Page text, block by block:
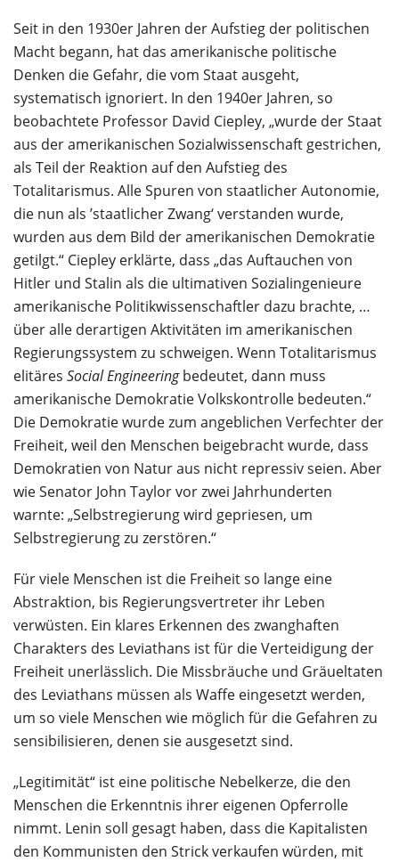
Seit in den 1930er Jahren der Aufstieg der politischen
Macht begann, hat das amerikanische politische
Denken die Gefahr, die vom Staat ausgeht,
systematisch ignoriert. In den 1940er Jahren, so
beobachtete Professor David Ciepley, „wurde der Staat
aus der amerikanischen Sozialwissenschaft gestrichen,
als Teil der Reaktion auf den Aufstieg des
Totalitarismus. Alle Spuren von staatlicher Autonomie,
die nun als ’staatlicher Zwang‘ verstanden wurde,
wurden aus dem Bild der amerikanischen Demokratie
getilgt.“ Ciepley erklärte, dass „das Auftauchen von
Hitler und Stalin als die ultimativen Sozialingenieure
amerikanische Politikwissenschaftler dazu brachte, …
über alle derartigen Aktivitäten im amerikanischen
Regierungssystem zu schweigen. Wenn Totalitarismus
elitäres Social Engineeringbedeutet, dann muss
amerikanische Demokratie Volkskontrolle bedeuten.“
Die Demokratie wurde zum angeblichen Verfechter der
Freiheit, weil den Menschen beigebracht wurde, dass
Demokratien von Natur aus nicht repressiv seien. Aber
wie Senator John Taylor vor zwei Jahrhunderten
warnte: „Selbstregierung wird gepriesen, um
Selbstregierung zu zerstören.“
Für viele Menschen ist die Freiheit so lange eine
Abstraktion, bis Regierungsvertreter ihr Leben
verwüsten. Ein klares Erkennen des zwanghaften
Charakters des Leviathans ist für die Verteidigung der
Freiheit unerlässlich. Die Missbräuche und Gräueltaten
des Leviathans müssen als Waffe eingesetzt werden,
um so viele Menschen wie möglich für die Gefahren zu
sensibilisieren, denen sie ausgesetzt sind.
„Legitimität“ ist eine politische Nebelkerze, die den
Menschen die Erkenntnis ihrer eigenen Opferrolle
nimmt. Lenin soll gesagt haben, dass die Kapitalisten
den Kommunisten den Strick verkaufen würden, mit